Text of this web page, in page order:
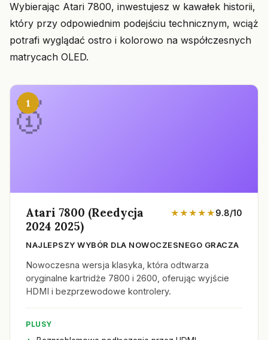
Wybierając Atari 7800, inwestujesz w kawałek historii,
który przy odpowiednim podejściu technicznym, wciąż
potrafi wyglądać ostro i kolorowo na współczesnych
matrycach OLED.
1
Atari 7800 (Reedycja
2024 2025)
★★★★★9.8/10
NAJLEPSZY WYBÓR DLA NOWOCZESNEGO GRACZA
Nowoczesna wersja klasyka, która odtwarza
oryginalne kartridże 7800 i 2600, oferując wyjście
HDMI i bezprzewodowe kontrolery.
PLUSY